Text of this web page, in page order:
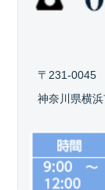
〒231-0045
神奈川県横